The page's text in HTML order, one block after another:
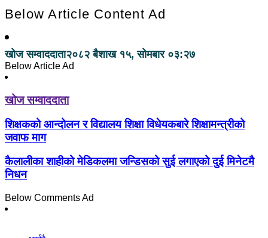
Below Article Content Ad
खोज सम्वाददाता२०८२ बैशाख १५, सोमबार ०३:२७
Below Article Ad
खोज सम्वाददाता
शिक्षकको आन्दोलन र विद्यालय शिक्षा विधेयकबारे शिक्षामन्त्रीको
जवाफ माग
कैलालीका शाहीको मेडिकलमा जन्डिसको सुई लगाएको दुई मिनेटमै
निधन
Below Comments Ad